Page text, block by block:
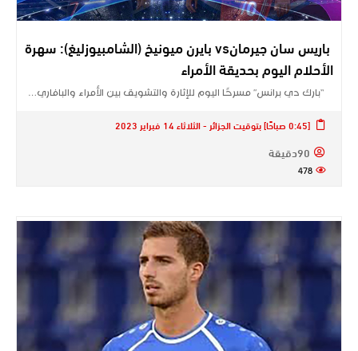
باريس سان جيرمانvs بايرن ميونيخ (الشامبيوزليغ): سهرة
الأحلام اليوم بحديقة الأمراء
“بارك دي برانس” مسرحًا اليوم للإثارة والتشويق بين الأمراء والبافاري…
[0:45 صباحًا] بتوقيت الجزائر - الثلاثاء 14 فبراير 2023
90دقيقة
478